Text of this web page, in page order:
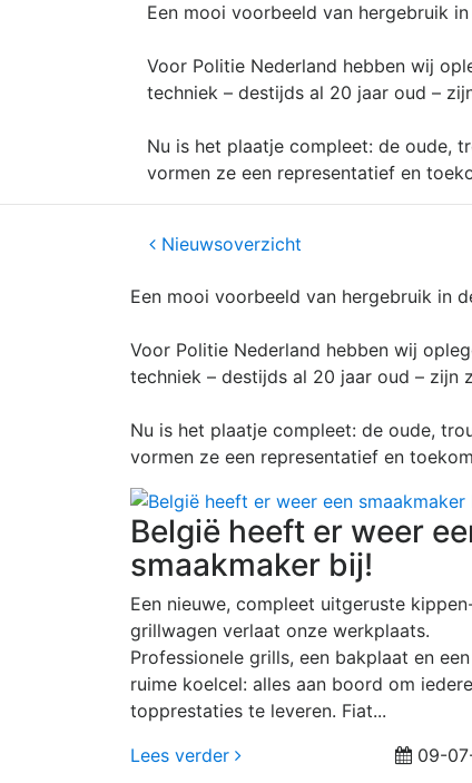
Een mooi voorbeeld van hergebruik
Voor Politie Nederland hebben wij
techniek – destijds al 20 jaar oud –
Nu is het plaatje compleet: de oude,
vormen ze een representatief en
Nieuwsoverzicht
Een mooi voorbeeld van hergebruik in
Voor Politie Nederland hebben wij
techniek – destijds al 20 jaar oud – zijn
Nu is het plaatje compleet: de oude,
vormen ze een representatief en
België heeft er weer
smaakmaker bij!
Een nieuwe, compleet uitgeruste
grillwagen verlaat onze werkplaats.
Professionele grills, een bakplaat en een
ruime koelcel: alles aan boord om
topprestaties te leveren. Fiat...
Lees verder
09-